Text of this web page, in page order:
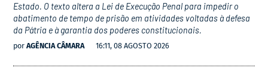
Estado. O texto altera a Lei de Execução Penal para impedir o
abatimento de tempo de prisão em atividades voltadas à defesa
da Pátria e à garantia dos poderes constitucionais.
por AGÊNCIA CÂMARA 16:11, 08 AGOSTO 2026